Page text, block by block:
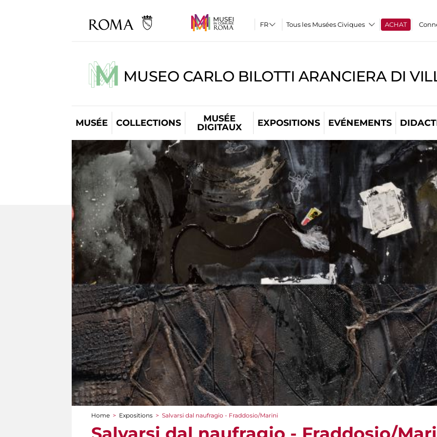
Tous les Musées Civiques ACHAT
MUSEO CARLO BILOTTI ARANCIERA DI
MUSÉE COLLECTIONS
MUSÉE
DIGITAUX
EXPOSITIONS EVÉNEMENTS
You are here
Home > Expositions > Salvarsi dal naufragio - Fraddosio/Marini